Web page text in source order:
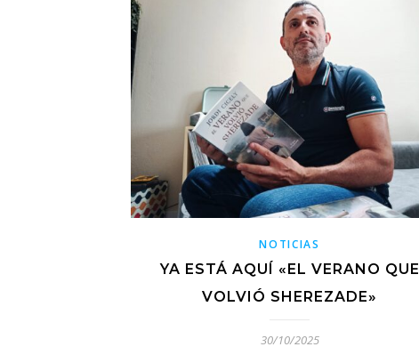
NOTICIAS
YA ESTÁ AQUÍ «EL VERANO QUE
VOLVIÓ SHEREZADE»
30/10/2025